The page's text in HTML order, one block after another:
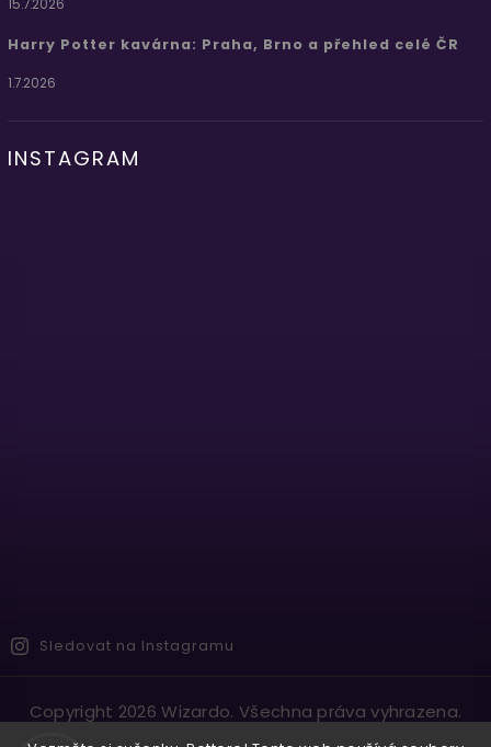
15.7.2026
Harry Potter kavárna: Praha, Brno a přehled celé ČR
1.7.2026
INSTAGRAM
Sledovat na Instagramu
Copyright 2026Wizardo. Všechna práva vyhrazena.
VytvořilShoptet| DesignShoptak.cz.